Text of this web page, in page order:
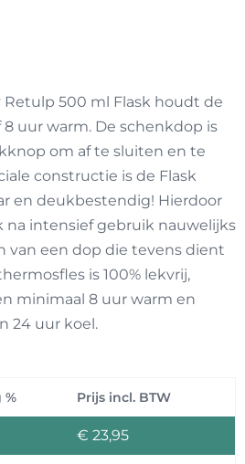
Retulp 500 ml Flask houdt de
uur warm. De schenkdop is
om af te sluiten en te
constructie is de Flask
en deukbestendig! Hierdoor
na intensief gebruik nauwelijks
van een dop die tevens dient
is 100% lekvrij,
minimaal 8 uur warm en
24 uur koel.
% Prijs incl. BTW
€ 23,95